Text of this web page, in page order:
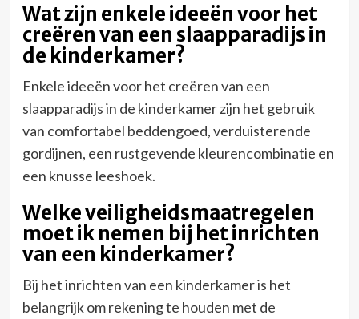
Wat zijn enkele ideeën voor het
creëren van een slaapparadijs in
de kinderkamer?
Enkele ideeën voor het creëren van een
slaapparadijs in de kinderkamer zijn het gebruik
van comfortabel beddengoed, verduisterende
gordijnen, een rustgevende kleurencombinatie en
een knusse leeshoek.
Welke veiligheidsmaatregelen
moet ik nemen bij het inrichten
van een kinderkamer?
Bij het inrichten van een kinderkamer is het
belangrijk om rekening te houden met de